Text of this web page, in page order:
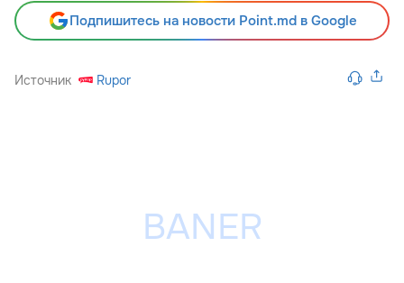
Подпишитесь на новости Point.md в Google
Источник Rupor